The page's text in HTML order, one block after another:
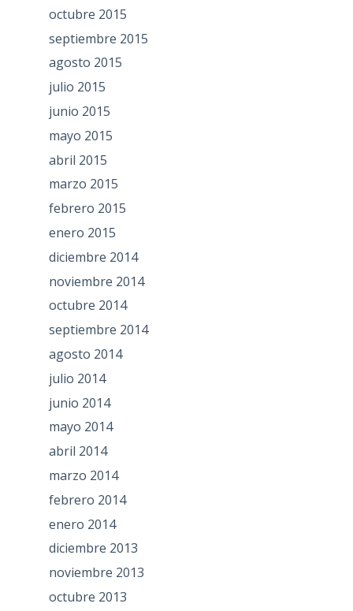
octubre 2015
septiembre 2015
agosto 2015
julio 2015
junio 2015
mayo 2015
abril 2015
marzo 2015
febrero 2015
enero 2015
diciembre 2014
noviembre 2014
octubre 2014
septiembre 2014
agosto 2014
julio 2014
junio 2014
mayo 2014
abril 2014
marzo 2014
febrero 2014
enero 2014
diciembre 2013
noviembre 2013
octubre 2013